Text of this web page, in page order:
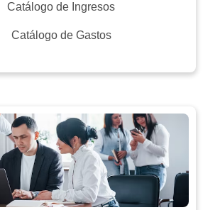
Catálogo de Ingresos
Catálogo de Gastos